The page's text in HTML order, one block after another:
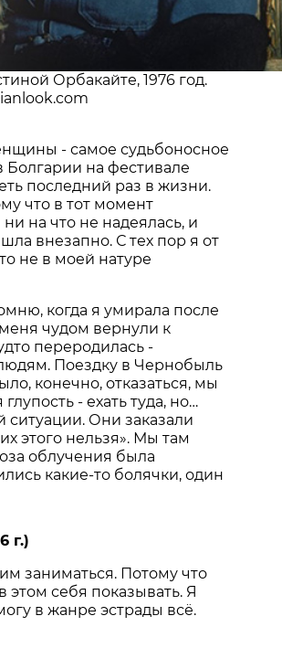
Орбакайте, 1976 год.
- самое судьбоносное
Болгарии на фестивале
последний раз в жизни.
что в тот момент
на что не надеялась, и
внезапно. С тех пор я от
не в моей натуре
когда я умирала после
чудом вернули к
переродилась -
Поездку в Чернобыль
конечно, отказаться, мы
- ехать туда, но…
ситуации. Они заказали
этого нельзя». Мы там
облучения была
какие-то болячки, один
г.)
заниматься. Потому что
себя показывать. Я
в жанре эстрады всё.